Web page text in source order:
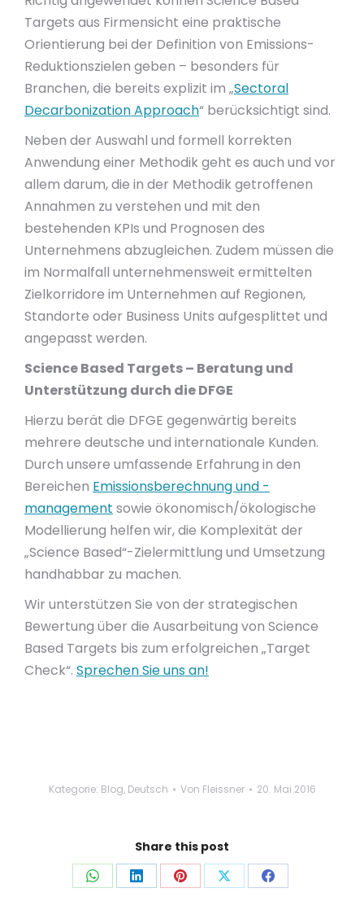
Targets aus Firmensicht eine praktische
Orientierung bei der Definition von Emissions-
Reduktionszielen geben – besonders für
Branchen, die bereits explizit im „Sectoral
Decarbonization Approach“ berücksichtigt sind.
Neben der Auswahl und formell korrekten
Anwendung einer Methodik geht es auch und vor
allem darum, die in der Methodik getroffenen
Annahmen zu verstehen und mit den
bestehenden KPIs und Prognosen des
Unternehmens abzugleichen. Zudem müssen die
im Normalfall unternehmensweit ermittelten
Zielkorridore im Unternehmen auf Regionen,
Standorte oder Business Units aufgesplittet und
angepasst werden.
Science Based Targets – Beratung und
Unterstützung durch die DFGE
Hierzu berät die DFGE gegenwärtig bereits
mehrere deutsche und internationale Kunden.
Durch unsere umfassende Erfahrung in den
Bereichen Emissionsberechnung und -
management sowie ökonomisch/ökologische
Modellierung helfen wir, die Komplexität der
„Science Based“-Zielermittlung und Umsetzung
handhabbar zu machen.
Wir unterstützen Sie von der strategischen
Bewertung über die Ausarbeitung von Science
Based Targets bis zum erfolgreichen „Target
Check“. Sprechen Sie uns an!
Kategorie: Blog, Deutsch Von Fleissner 20. Mai 2016
Share this post
Auf
Auf
Auf
Auf
Auf